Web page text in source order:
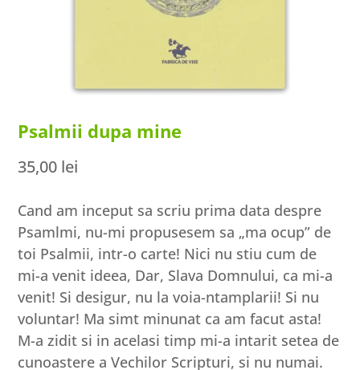
Psalmii dupa mine
35,00 lei
Cand am inceput sa scriu prima data despre
Psamlmi, nu-mi propusesem sa „ma ocup” de
toi Psalmii, intr-o carte! Nici nu stiu cum de
mi-a venit ideea, Dar, Slava Domnului, ca mi-a
venit! Si desigur, nu la voia-ntamplarii! Si nu
voluntar! Ma simt minunat ca am facut asta!
M-a zidit si in acelasi timp mi-a intarit setea de
cunoastere a Vechilor Scripturi, si nu numai.